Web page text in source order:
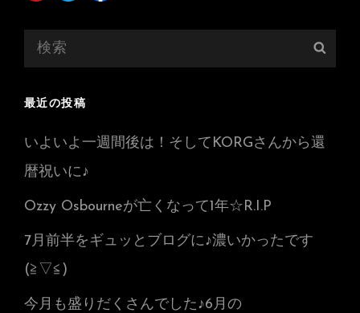
最近の投稿
いよいよ一週間後は！そしてKORGさんから還
暦祝いに♪
Ozzy Osbourneが亡くなって1年☆R.I.P
7月前半をギュッとブログに♪濃いかったです
(≧▽≦)
今月も盛りだくさんでした♪6月の